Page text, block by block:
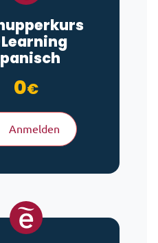
0€
Anmelden